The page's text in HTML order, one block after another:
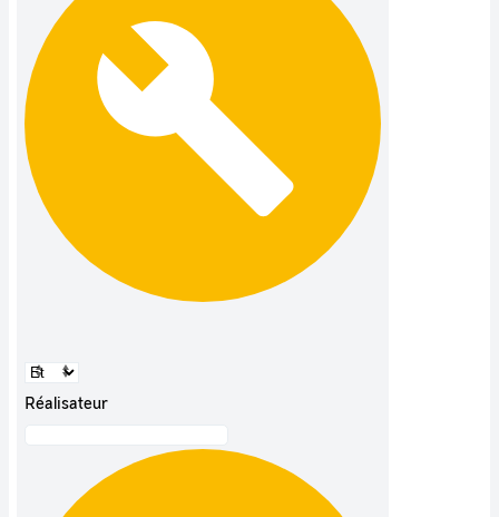
Réalisateur